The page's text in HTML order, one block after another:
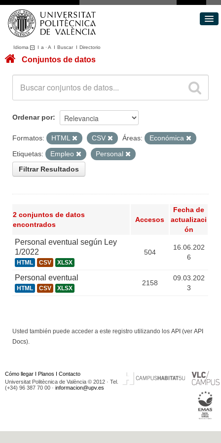
Idioma I a ·A I BuscarI Directorio
Conjuntos de datos
Acerca de
Portal de Transparencia
Conjuntos de datos
Ordenar por
Formatos: HTML CSV Áreas:
Económica
Etiquetas:
Empleo
Personal
Filtrar Resultados
2 conjuntos de datos
encontrados
Accesos
Fecha de
actualizaci
ón
Personal eventual según Ley
1/2022
HTML CSV XLSX
504
16.06.202
6
Personal eventual
HTML CSV XLSX
2158
09.03.202
3
Usted también puede acceder a este registro utilizando los API (ver API
Docs).
Cómo llegar I Planos I Contacto
Universitat Politècnica de València © 2012 · Tel.
(+34) 96 387 70 00 · informacion@upv.es